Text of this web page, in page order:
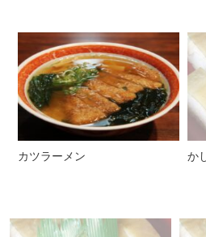
カツラーメン か